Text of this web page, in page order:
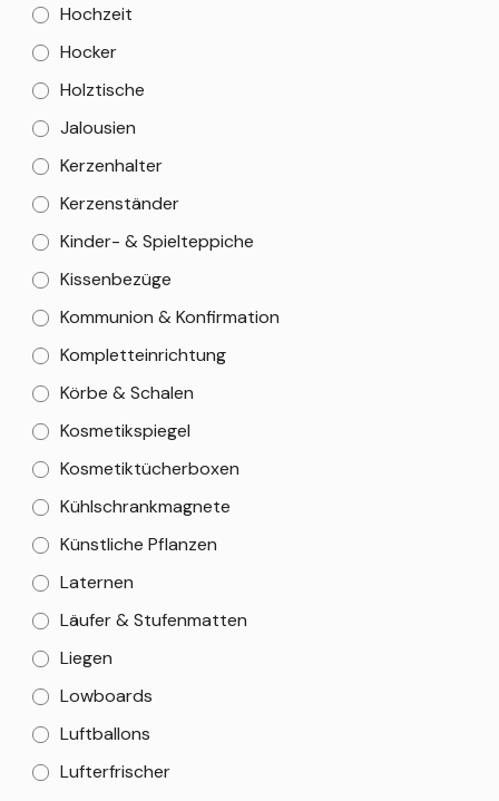
Hochzeit
Hocker
Holztische
Jalousien
Kerzenhalter
Kerzenständer
Kinder- & Spielteppiche
Kissenbezüge
Kommunion & Konfirmation
Kompletteinrichtung
Körbe & Schalen
Kosmetikspiegel
Kosmetiktücherboxen
Kühlschrankmagnete
Künstliche Pflanzen
Laternen
Läufer & Stufenmatten
Liegen
Lowboards
Luftballons
Lufterfrischer